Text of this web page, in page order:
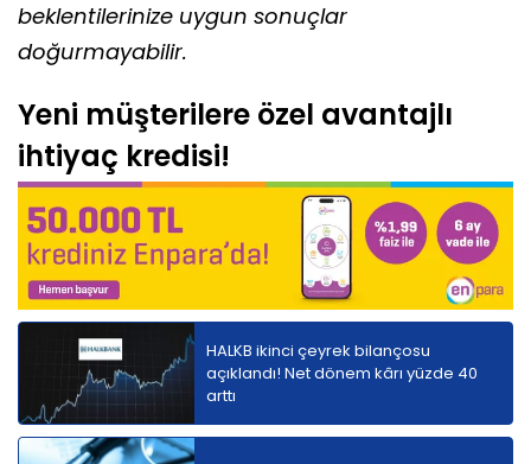
beklentilerinize uygun sonuçlar
doğurmayabilir.
Yeni müşterilere özel avantajlı
ihtiyaç kredisi!
HALKB ikinci çeyrek bilançosu
açıklandı! Net dönem kârı yüzde 40
arttı